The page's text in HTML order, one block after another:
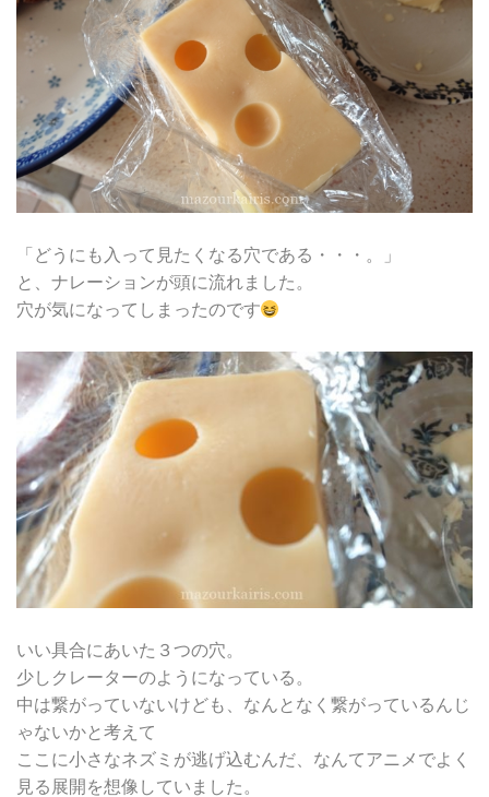
「どうにも入って見たくなる穴である・・・。」
と、ナレーションが頭に流れました。
穴が気になってしまったのです
いい具合にあいた３つの穴。
少しクレーターのようになっている。
中は繋がっていないけども、なんとなく繋がっているんじ
ゃないかと考えて
ここに小さなネズミが逃げ込むんだ、なんてアニメでよく
見る展開を想像していました。